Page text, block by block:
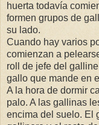
huerta todavía
formen grupos de
su lado.
Cuando hay varios
comienzan a
roll de jefe del
gallo que mande en
A la hora de dormir
palo. A las gallinas
encima del suelo. El